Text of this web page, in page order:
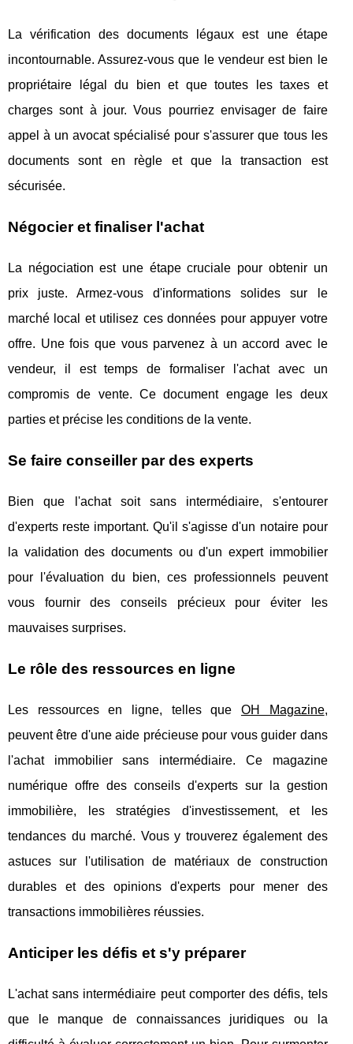
La vérification des documents légaux est une étape
incontournable. Assurez-vous que le vendeur est bien le
propriétaire légal du bien et que toutes les taxes et
charges sont à jour. Vous pourriez envisager de faire
appel à un avocat spécialisé pour s'assurer que tous les
documents sont en règle et que la transaction est
sécurisée.
Négocier et finaliser l'achat
La négociation est une étape cruciale pour obtenir un
prix juste. Armez-vous d'informations solides sur le
marché local et utilisez ces données pour appuyer votre
offre. Une fois que vous parvenez à un accord avec le
vendeur, il est temps de formaliser l'achat avec un
compromis de vente. Ce document engage les deux
parties et précise les conditions de la vente.
Se faire conseiller par des experts
Bien que l'achat soit sans intermédiaire, s'entourer
d'experts reste important. Qu'il s'agisse d'un notaire pour
la validation des documents ou d'un expert immobilier
pour l'évaluation du bien, ces professionnels peuvent
vous fournir des conseils précieux pour éviter les
mauvaises surprises.
Le rôle des ressources en ligne
Les ressources en ligne, telles que OH Magazine,
peuvent être d'une aide précieuse pour vous guider dans
l'achat immobilier sans intermédiaire. Ce magazine
numérique offre des conseils d'experts sur la gestion
immobilière, les stratégies d'investissement, et les
tendances du marché. Vous y trouverez également des
astuces sur l'utilisation de matériaux de construction
durables et des opinions d'experts pour mener des
transactions immobilières réussies.
Anticiper les défis et s'y préparer
L'achat sans intermédiaire peut comporter des défis, tels
que le manque de connaissances juridiques ou la